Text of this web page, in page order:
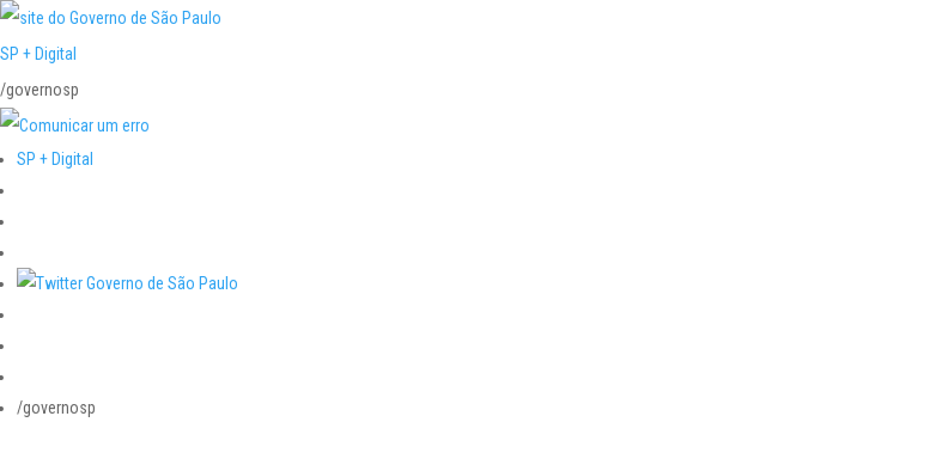
SP + Digital
/governosp
SP + Digital
/governosp